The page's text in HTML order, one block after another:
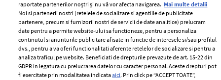
ELLE Style Awards
2024
Despre ELLE
Romania
Termeni si conditii
Politica de
confidențialitate
Politica de cookies
raportate partenerilor noștri și nu vă vor afecta navigarea. Mai multe detalii
Noi si partenerii nostri (retelele de socializare si agentiile de publicitate
partenere, precum si furnizorii nostri de servicii de date analitice) prelucram
date pentru a permite website-ului sa functioneze, pentru a personaliza
continutul si anunturile publicitare afisate in functie de interesele si/sau profilul
dvs., pentru a va oferi functionalitati aferente retelelor de socializare si pentru a
analiza traficul pe website. Beneficiati de drepturile prevazute de art. 15-22 din
GDPR in legatura cu prelucrarea datelor cu caracter personal. Aceste drepturi pot
fi exercitate prin modalitatea indicataaici. Prin click pe “ACCEPT TOATE”,